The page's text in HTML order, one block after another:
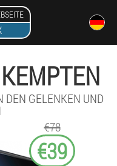
DEN GELENKEN UND
€78
€39